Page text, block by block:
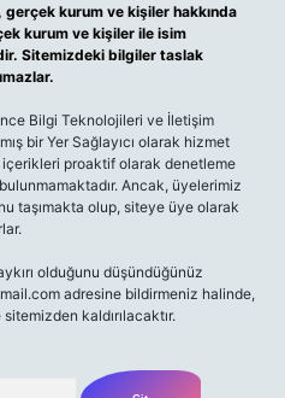
kurum ve kişiler hakkında
kurum ve kişiler ile isim
Sitemizdeki bilgiler taslak
Bilgi Teknolojileri ve İletişim
bir Yer Sağlayıcı olarak hizmet
proaktif olarak denetleme
Ancak, üyelerimiz
taşımakta olup, siteye üye olarak
olduğunu düşündüğünüz
adresine bildirmeniz halinde,
kaldırılacaktır.